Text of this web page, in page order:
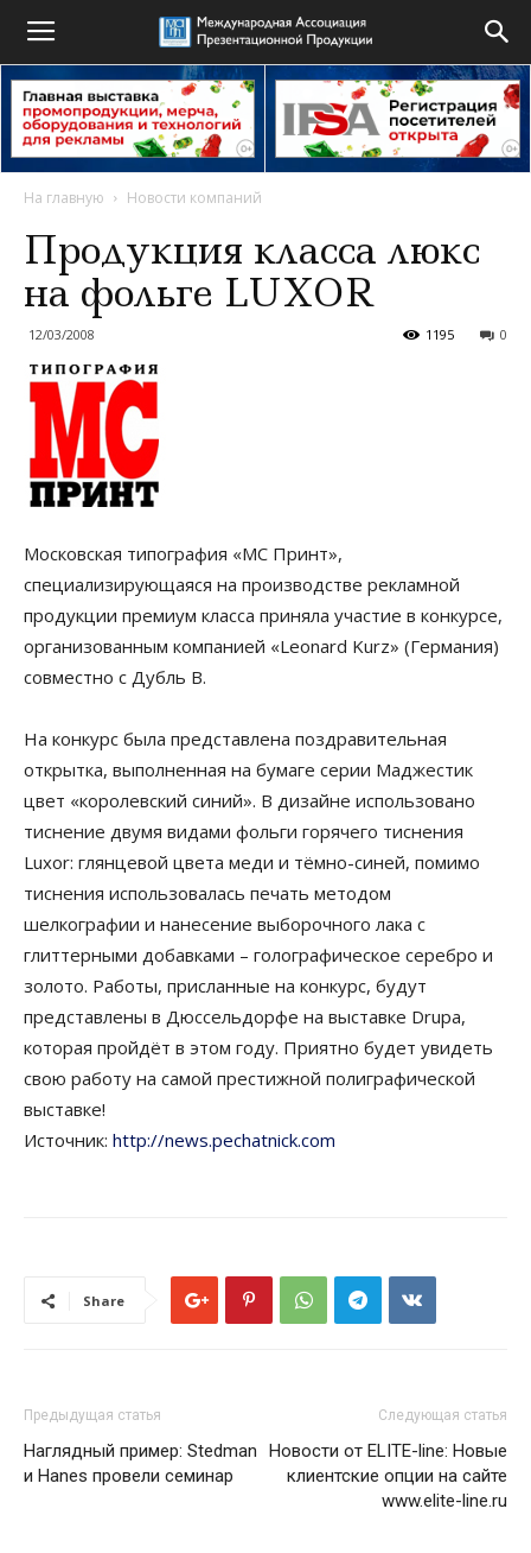
На главную Новости компаний
Продукция класса люкс
на фольге LUXOR
12/03/2008 0
1195
Московская типография «МС Принт»,
специализирующаяся на производстве рекламной
продукции премиум класса приняла участие в конкурсе,
организованным компанией «Leonard Kurz» (Германия)
совместно с Дубль В.
На конкурс была представлена поздравительная
открытка, выполненная на бумаге серии Маджестик
цвет «королевский синий». В дизайне использовано
тиснение двумя видами фольги горячего тиснения
Luxor: глянцевой цвета меди и тёмно-синей, помимо
тиснения использовалась печать методом
шелкографии и нанесение выборочного лака с
глиттерными добавками – голографическое серебро и
золото. Работы, присланные на конкурс, будут
представлены в Дюссельдорфе на выставке Drupa,
которая пройдёт в этом году. Приятно будет увидеть
свою работу на самой престижной полиграфической
выставке!
Источник: http://news.pechatnick.com
Share
Предыдущая статья
Наглядный пример: Stedman
и Hanes провели семинар
Следующая статья
Новости от ELITE-line: Новые
клиентские опции на сайте
www.elite-line.ru